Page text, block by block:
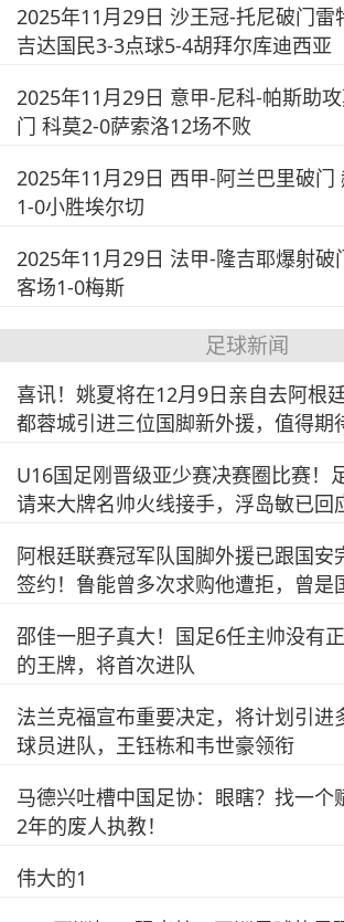
2025年11月29日 沙王冠-托尼破门雷
吉达国民3-3点球5-4胡拜尔库迪西亚
2025年11月29日 意甲-尼科-帕斯助
门 科莫2-0萨索洛12场不败
2025年11月29日 西甲-阿兰巴里破门
1-0小胜埃尔切
2025年11月29日 法甲-隆吉耶爆射破
客场1-0梅斯
足球新闻
喜讯！姚夏将在12月9日亲自去阿根
都蓉城引进三位国脚新外援，值得期
U16国足刚晋级亚少赛决赛圈比赛！
请来大牌名帅火线接手，浮岛敏已回
阿根廷联赛冠军队国脚外援已跟国安
签约！鲁能曾多次求购他遭拒，曾是
邵佳一胆子真大！国足6任主帅没有
的王牌，将首次进队
法兰克福宣布重要决定，将计划引进
球员进队，王钰栋和韦世豪领衔
马德兴吐槽中国足协：眼瞎？找一个
2年的废人执教！
伟大的1